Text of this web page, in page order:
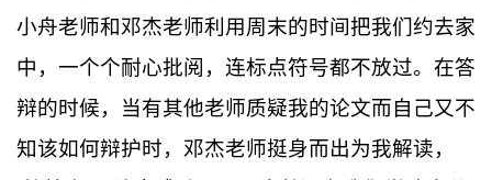
小舟老师和邓杰老师利用周末的时间把我们约去家
中，一个个耐心批阅，连标点符号都不放过。在答
辩的时候，当有其他老师质疑我的论文而自己又不
知该如何辩护时，邓杰老师挺身而出为我解读，